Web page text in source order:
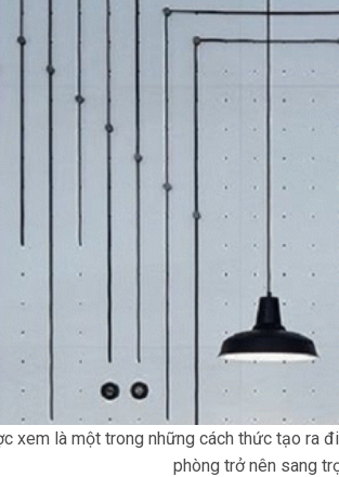
xem là một trong những cách thức tạo ra
phòng trở nên sang